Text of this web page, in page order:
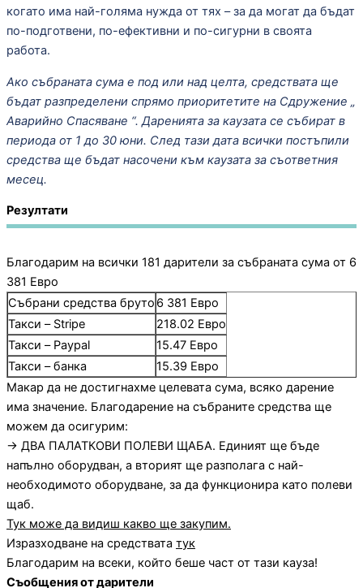
когато има най-голяма нужда от тях – за да могат да бъдат
по-подготвени, по-ефективни и по-сигурни в своята
работа.
Ако събраната сума е под или над целта, средствата ще
бъдат разпределени спрямо приоритетите на Сдружение „
Аварийно Спасяване “. Даренията за каузата се събират в
периода от 1 до 30 юни. След тази дата всички постъпили
средства ще бъдат насочени към каузата за съответния
месец.
Резултати
Благодарим на всички 181 дарители за събраната сума от 6
381 Евро
Събрани средства бруто 6 381 Евро
Такси – Stripe
218.02 Eвро
Такси – Paypal
15.47 Евро
Такси – банка
15.39 Евро
Макар да не достигнахме целевата сума, всяко дарение
има значение. Благодарение на събраните средства ще
можем да осигурим:
→ ДВА ПАЛАТКОВИ ПОЛЕВИ ЩАБА. Единият ще бъде
напълно оборудван, а вторият ще разполага с най-
необходимото оборудване, за да функционира като полеви
щаб.
Тук може да видиш какво ще закупим.
Изразходване на средствата тук
Благодарим на всеки, който беше част от тази кауза!
Съобщения от дарители